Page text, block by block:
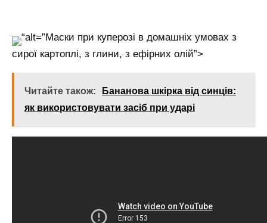
“alt=”Маски при куперозі в домашніх умовах з
сирої картоплі, з глини, з ефірних олій”>
Читайте також:
Бананова шкірка від синців:
як використовувати засіб при ударі